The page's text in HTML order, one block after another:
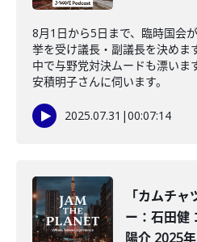
8月1日から5日まで、臨時国会
挙を受け議長・副議長を決めま
中で与野党対決ムードも漂いま
安積明子さんに伺います。
2025.07.31 |00:07:14
「カムチ
ー：石田健
陽介 2025